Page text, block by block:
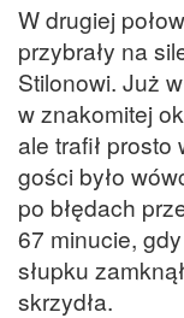
W drugiej
przybrały na
Stilonowi. Już
w znakomitej
ale trafił
gości było
po błędach
67 minucie,
słupku
skrzydła.